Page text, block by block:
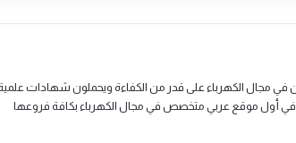
مجال الكهرباء على قدر من الكفاءة ويحملون شهادات
في أول موقع عربي متخصص في مجال الكهرباء بكافة فروعها